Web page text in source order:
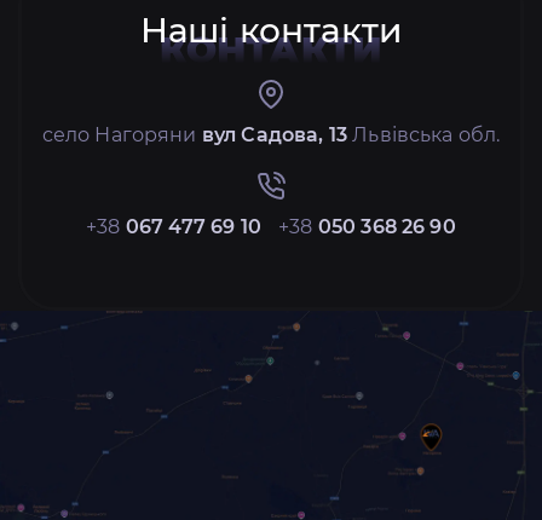
Наші контакти
КОНТАКТИ
село Нагоряни вул Садова, 13 Львівська обл.
+38 067 477 69 10 +38 050 368 26 90